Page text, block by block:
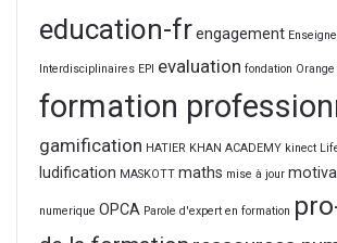
education-frengagement
Interdisciplinaires EPI evaluation fondation Orange
formation
gamification HATIER KHAN ACADEMY kinect
ludification MASKOTT maths mise à jour
numerique OPCA Parole d'expert en formation